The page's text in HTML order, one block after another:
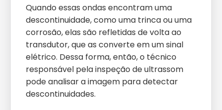
Quando essas ondas encontram uma
descontinuidade, como uma trinca ou uma
corrosão, elas são refletidas de volta ao
transdutor, que as converte em um sinal
elétrico. Dessa forma, então, o técnico
responsável pela inspeção de ultrassom
pode analisar a imagem para detectar
descontinuidades.